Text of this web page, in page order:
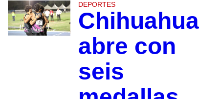
DEPORTES
Chihuahua
abre con
seis